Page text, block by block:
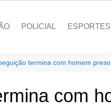
POLICIAL ESPORTES
termina com homem
com